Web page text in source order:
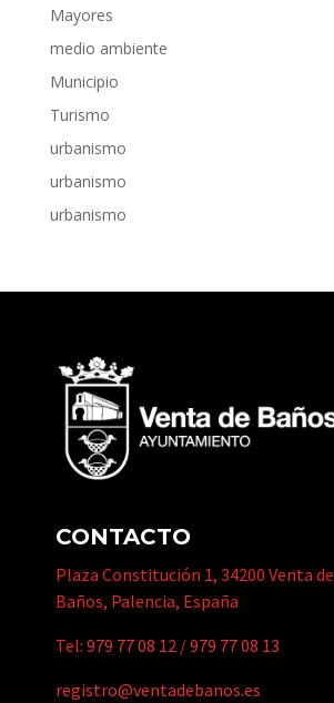
Mayores
medio ambiente
Municipio
Turismo
urbanismo
urbanismo
urbanismo
CONTACTO
Plaza Constitución 1, 34200 Venta de
Baños, Palencia, España
Tel: 979 77 08 12 /979 77 08 13
registro@ventadebanos.es